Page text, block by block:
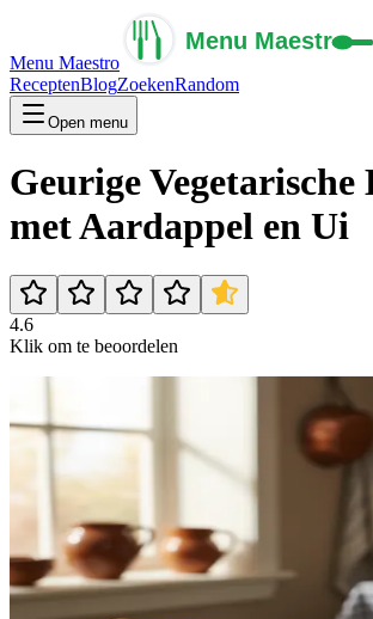
Menu Maestro
ReceptenBlogZoekenRandom
Open menu
Geurige Vegetarische
met Aardappel en Ui
4.6
Klik om te beoordelen